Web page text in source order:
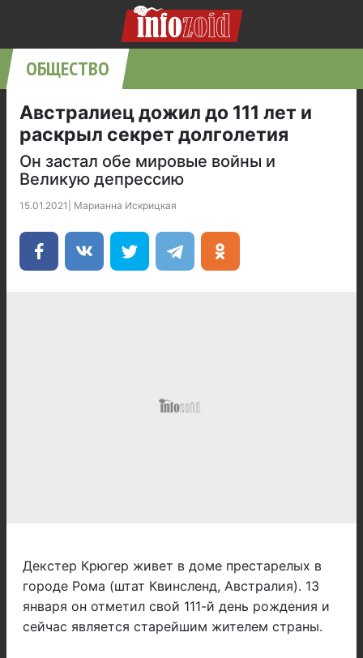
ОБЩЕСТВО
Австралиец дожил до 111 лет и
раскрыл секрет долголетия
Он застал обе мировые войны и
Великую депрессию
15.01.2021 Марианна Искрицкая
Декстер Крюгер живет в доме престарелых в
городе Рома (штат Квинсленд, Австралия). 13
января он отметил свой 111-й день рождения и
сейчас является старейшим жителем страны.